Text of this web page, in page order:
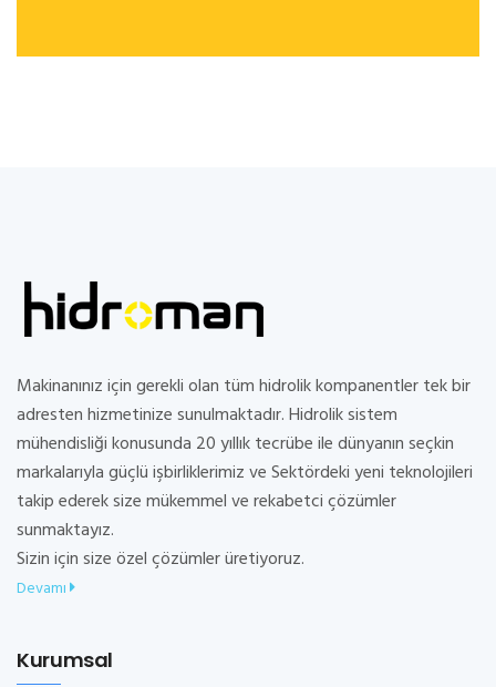
Makinanınız için gerekli olan tüm hidrolik kompanentler tek bir
adresten hizmetinize sunulmaktadır. Hidrolik sistem
mühendisliği konusunda 20 yıllık tecrübe ile dünyanın seçkin
markalarıyla güçlü işbirliklerimiz ve Sektördeki yeni teknolojileri
takip ederek size mükemmel ve rekabetci çözümler
sunmaktayız.
Sizin için size özel çözümler üretiyoruz.
Devamı
Kurumsal